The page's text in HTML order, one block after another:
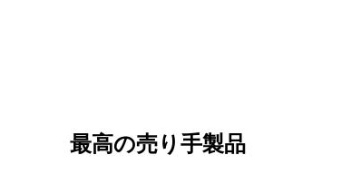
最高の売り手製品